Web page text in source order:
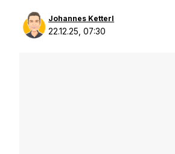
22.12.25, 07:30
Johannes Ketterl